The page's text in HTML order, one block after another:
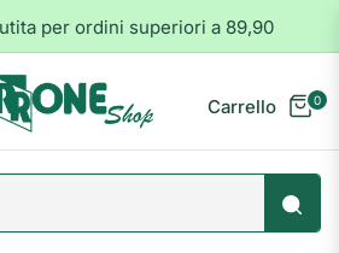
per ordini superiori a 89,90
Carrello 0